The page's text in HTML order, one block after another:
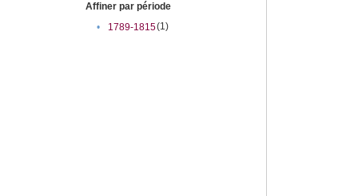
Affiner par période
•
1789-1815(1)